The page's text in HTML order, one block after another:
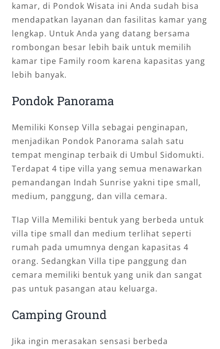
kamar, di Pondok Wisata ini Anda sudah bisa
mendapatkan layanan dan fasilitas kamar yang
lengkap. Untuk Anda yang datang bersama
rombongan besar lebih baik untuk memilih
kamar tipe Family room karena kapasitas yang
lebih banyak.
Pondok Panorama
Memiliki Konsep Villa sebagai penginapan,
menjadikan Pondok Panorama salah satu
tempat menginap terbaik di Umbul Sidomukti.
Terdapat 4 tipe villa yang semua menawarkan
pemandangan Indah Sunrise yakni tipe small,
medium, panggung, dan villa cemara.
TIap Villa Memiliki bentuk yang berbeda untuk
villa tipe small dan medium terlihat seperti
rumah pada umumnya dengan kapasitas 4
orang. Sedangkan Villa tipe panggung dan
cemara memiliki bentuk yang unik dan sangat
pas untuk pasangan atau keluarga.
Camping Ground
Jika ingin merasakan sensasi berbeda